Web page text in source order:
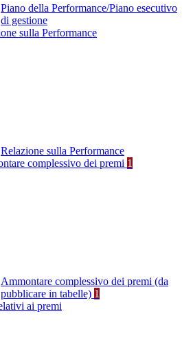
Piano della Performance/Piano esecutivo
di gestione
sulla Performance
Relazione sulla Performance
complessivo dei premi 1
Ammontare complessivo dei premi (da
pubblicare in tabelle) 1
ai premi